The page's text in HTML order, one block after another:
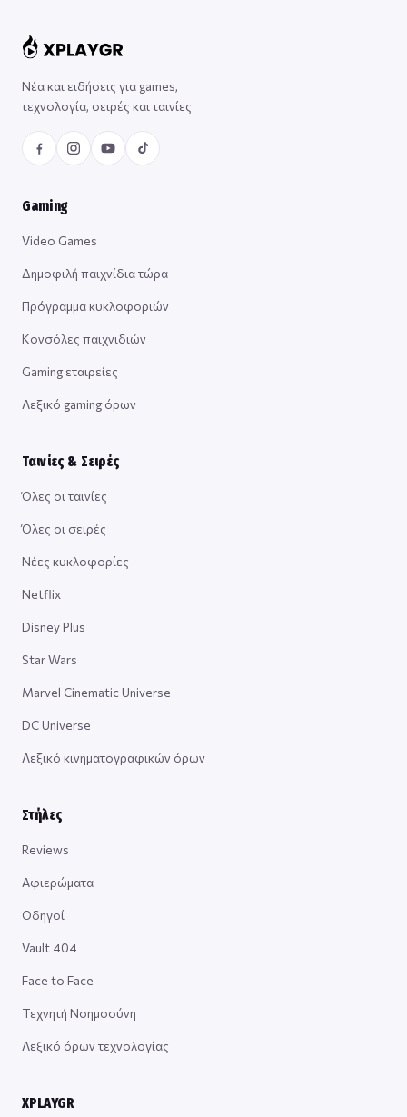
Νέα και ειδήσεις για games,
τεχνολογία, σειρές και ταινίες
Gaming
Video Games
Δημοφιλή παιχνίδια τώρα
Πρόγραμμα κυκλοφοριών
Κονσόλες παιχνιδιών
Gaming εταιρείες
Λεξικό gaming όρων
Ταινίες & Σειρές
Όλες οι ταινίες
Όλες οι σειρές
Νέες κυκλοφορίες
Netflix
Disney Plus
Star Wars
Marvel Cinematic Universe
DC Universe
Λεξικό κινηματογραφικών όρων
Στήλες
Reviews
Αφιερώματα
Οδηγοί
Vault 404
Face to Face
Τεχνητή Νοημοσύνη
Λεξικό όρων τεχνολογίας
XPLAYGR